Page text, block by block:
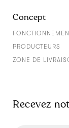
Concept
PRODUCTEURS
ZONE DE
Recevez